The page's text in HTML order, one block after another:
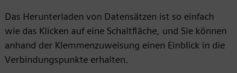
Das Herunterladen von Datensätzen ist so einfach
wie das Klicken auf eine Schaltfläche, und Sie können
anhand der Klemmenzuweisung einen Einblick in die
Verbindungspunkte erhalten.